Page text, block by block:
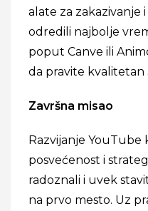
alate za zakazivanje
odredili najbolje
poput Canve ili
da pravite kvalitetan
Završna misao
Razvijanje YouTube
posvećenost i
radoznali i uvek
na prvo mesto. Uz